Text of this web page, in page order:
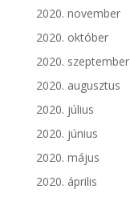
2020. november
2020. október
2020. szeptember
2020. augusztus
2020. július
2020. június
2020. május
2020. április